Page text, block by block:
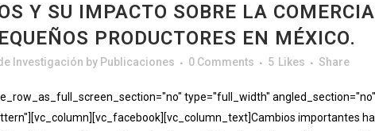
Y SU IMPACTO SOBRE LA
PRODUCTORES EN MÉXICO.
Investigación by Publicaciones 0 Comments 5 Likes Share
type="full_width"
importantes